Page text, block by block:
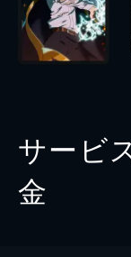
サービ
金